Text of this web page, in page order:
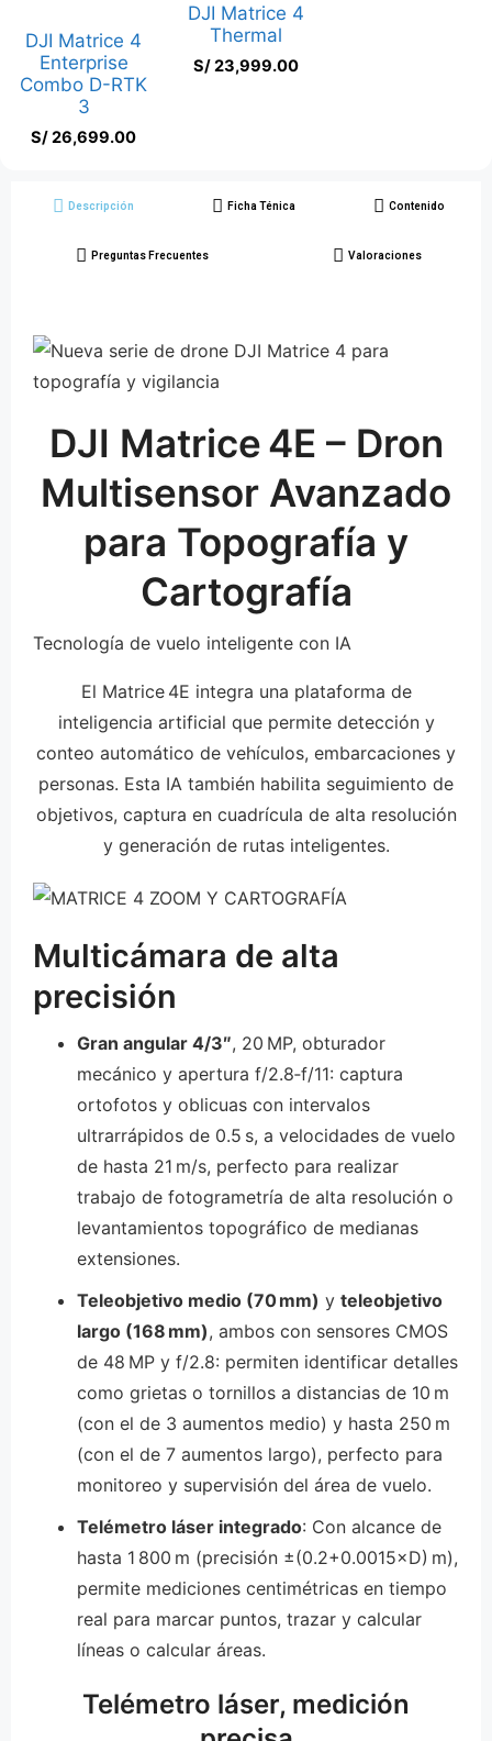
DJI Matrice 4
Enterprise
Combo D-RTK
3
S/26,699.00
DJI Matrice 4
Thermal
S/23,999.00
Descripción Ficha Ténica Contenido
Preguntas Frecuentes Valoraciones
DJI Matrice 4E – Dron
Multisensor Avanzado
para Topografía y
Cartografía
Tecnología de vuelo inteligente con IA
El Matrice 4E integra una plataforma de
inteligencia artificial que permite detección y
conteo automático de vehículos, embarcaciones y
personas. Esta IA también habilita seguimiento de
objetivos, captura en cuadrícula de alta resolución
y generación de rutas inteligentes.
Multicámara de alta
precisión
Gran angular 4/3″, 20 MP, obturador
mecánico y apertura f/2.8‑f/11: captura
ortofotos y oblicuas con intervalos
ultrarrápidos de 0.5 s, a velocidades de vuelo
de hasta 21 m/s, perfecto para realizar
trabajo de fotogrametría de alta resolución o
levantamientos topográfico de medianas
extensiones.
Teleobjetivo medio (70 mm) y teleobjetivo
largo (168 mm), ambos con sensores CMOS
de 48 MP y f/2.8: permiten identificar detalles
como grietas o tornillos a distancias de 10 m
(con el de 3 aumentos medio) y hasta 250 m
(con el de 7 aumentos largo), perfecto para
monitoreo y supervisión del área de vuelo.
Telémetro láser integrado: Con alcance de
hasta 1 800 m (precisión ±(0.2+0.0015×D) m),
permite mediciones centimétricas en tiempo
real para marcar puntos, trazar y calcular
líneas o calcular áreas.
Telémetro láser, medición